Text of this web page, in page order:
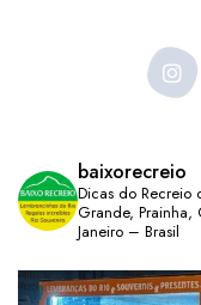
baixorecreio
Dicas do Recreio
Grande,
Janeiro – Brasil